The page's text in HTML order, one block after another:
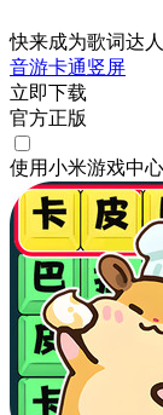
快来成为歌词达人
音游卡通竖屏
立即下载
官方正版
使用小米游戏中